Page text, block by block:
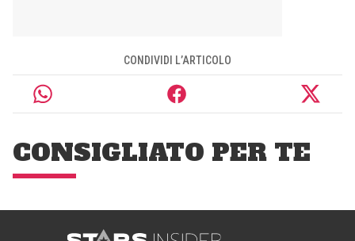
CONDIVIDI L’ARTICOLO
CONSIGLIATO PER TE